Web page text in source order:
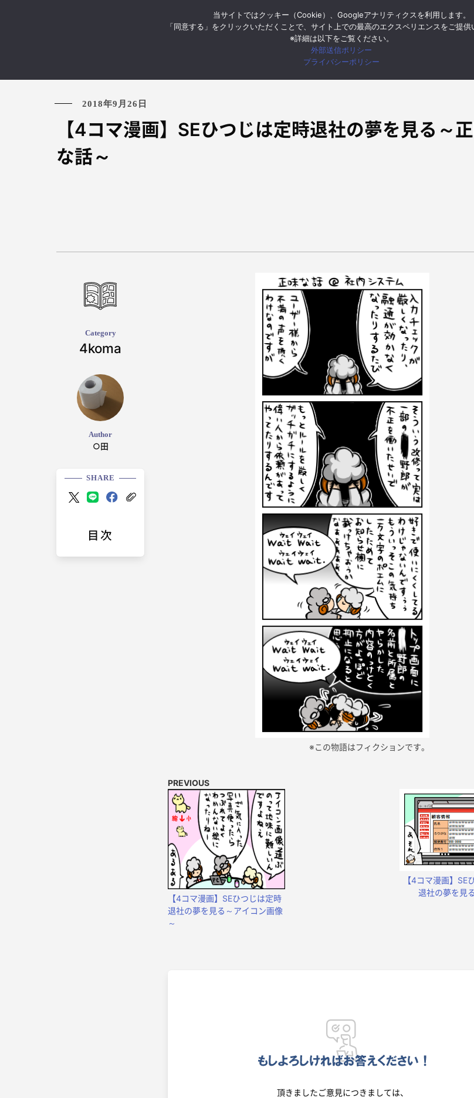
お知らせ イベント・セミナー Google Cloud Google Workspace モバ
2018年9月26日
【4コマ漫画】SEひつじは定時退社の夢を見る～
な話～
Category
4koma
Author
○田
SHARE
目次
※この物語はフィクションです。
PREVIOUS
【4コマ漫画】SEひつじは定時
退社の夢を見る～アイコン画像
～
【4コマ漫画】SE
退社の夢を見
頂きましたご意見につきましては、
当サイトではクッキー（Cookie）、Googleアナリティクスを利用します。
「同意する」をクリックいただくことで、サイト上での最高のエクスペリエンスをご提供
※詳細は以下をご覧ください。
外部送信ポリシー
プライバシーポリシー